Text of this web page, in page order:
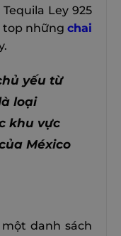
Ley 925
top những chai
yếu từ
loại
khu vực
México
danh sách